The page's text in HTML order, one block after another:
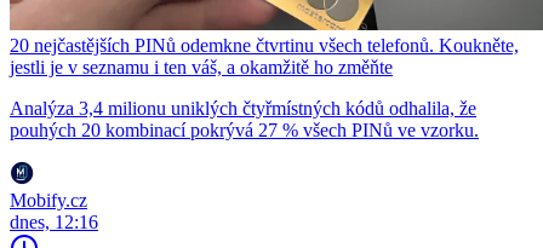
20 nejčastějších PINů odemkne čtvrtinu všech telefonů. Koukněte,
jestli je v seznamu i ten váš, a okamžitě ho změňte
Analýza 3,4 milionu uniklých čtyřmístných kódů odhalila, že
pouhých 20 kombinací pokrývá 27 % všech PINů ve vzorku.
Mobify.cz
dnes, 12:16